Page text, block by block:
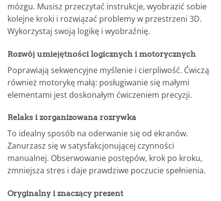
mózgu. Musisz przeczytać instrukcje, wyobrazić sobie
kolejne kroki i rozwiązać problemy w przestrzeni 3D.
Wykorzystaj swoją logikę i wyobraźnię.
Rozwój umiejętności logicznych i motorycznych
Poprawiają sekwencyjne myślenie i cierpliwość. Ćwiczą
również motorykę małą: posługiwanie się małymi
elementami jest doskonałym ćwiczeniem precyzji.
Relaks i zorganizowana rozrywka
To idealny sposób na oderwanie się od ekranów.
Zanurzasz się w satysfakcjonującej czynności
manualnej. Obserwowanie postępów, krok po kroku,
zmniejsza stres i daje prawdziwe poczucie spełnienia.
Oryginalny i znaczący prezent